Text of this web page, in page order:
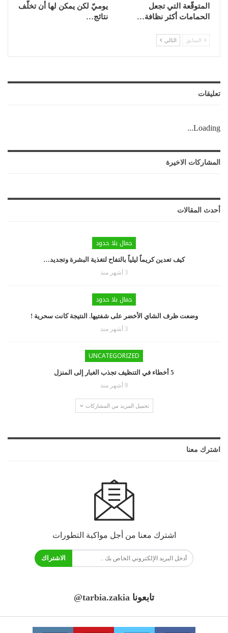
المتوقّعة التي تجعل
الحمامات أكثر نظافة…
يوميّ لكن يمكن لها أن تخلّف
نتائج…
السابق التالي
تعليقات
Loading...
المشاركات الاخيرة
أحدث المقالات
جمال بلا حدود
كيف تعدين كريماً ليلياً بالتفاح لتغذية البشرة وتجديد…
3 أشهر منذ
جمال بلا حدود
وضعت ظرف الشاي الأخضر على شفتيها. النتيجة كانت سحرية !
3 أشهر منذ
UNCATEGORIZED
5 أخطاء في التنظيف تجذب الغبار إلى المنزل
9 أشهر منذ
تحميل المزيد من المشاركات
اشترك معنا
اشترك معنا من أجل مواكبة التطورات
الاشتراك
تابعونا @tarbia.zakia